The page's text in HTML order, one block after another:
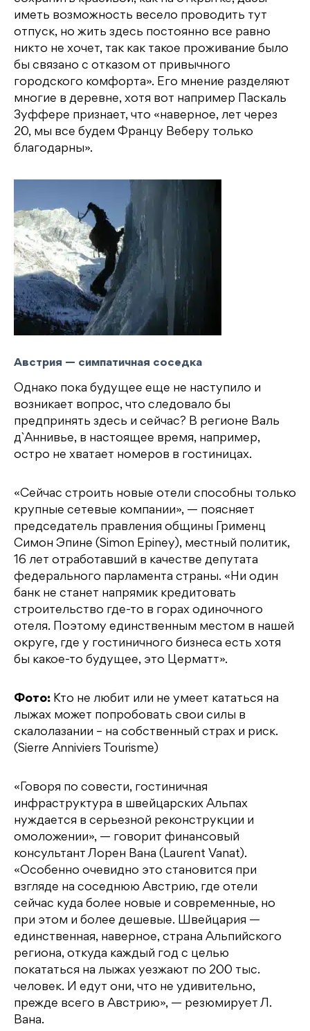
иметь возможность весело проводить тут
отпуск, но жить здесь постоянно все равно
никто не хочет, так как такое проживание было
бы связано с отказом от привычного
городского комфорта». Его мнение разделяют
многие в деревне, хотя вот например Паскаль
Зуффере признает, что «наверное, лет через
20, мы все будем Францу Веберу только
благодарны».
Австрия — симпатичная соседка
Однако пока будущее еще не наступило и
возникает вопрос, что следовало бы
предпринять здесь и сейчас? В регионе Валь
д`Аннивье, в настоящее время, например,
остро не хватает номеров в гостиницах.
«Сейчас строить новые отели способны только
крупные сетевые компании», — поясняет
председатель правления общины Грименц
Симон Эпине (Simon Epiney), местный политик,
16 лет отработавший в качестве депутата
федерального парламента страны. «Ни один
банк не станет напрямик кредитовать
строительство где-то в горах одиночного
отеля. Поэтому единственным местом в нашей
округе, где у гостиничного бизнеса есть хотя
бы какое-то будущее, это Церматт».
Фото: Кто не любит или не умеет кататься на
лыжах может попробовать свои силы в
скалолазании – на собственный страх и риск.
(Sierre Anniviers Tourisme)
«Говоря по совести, гостиничная
инфраструктура в швейцарских Альпах
нуждается в серьезной реконструкции и
омоложении», — говорит финансовый
консультант Лорен Вана (Laurent Vanat).
«Особенно очевидно это становится при
взгляде на соседнюю Австрию, где отели
сейчас куда более новые и современные, но
при этом и более дешевые. Швейцария —
единственная, наверное, страна Альпийского
региона, откуда каждый год с целью
покататься на лыжах уезжают по 200 тыс.
человек. И едут они, что не удивительно,
прежде всего в Австрию», — резюмирует Л.
Вана.